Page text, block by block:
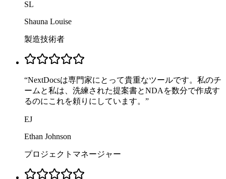
SL
Shauna Louise
製造技術者
“NextDocsは専門家にとって貴重なツールです。私のチ
ームと私は、洗練された提案書とNDAを数分で作成す
るのにこれを頼りにしています。 ”
EJ
Ethan Johnson
プロジェクトマネージャー